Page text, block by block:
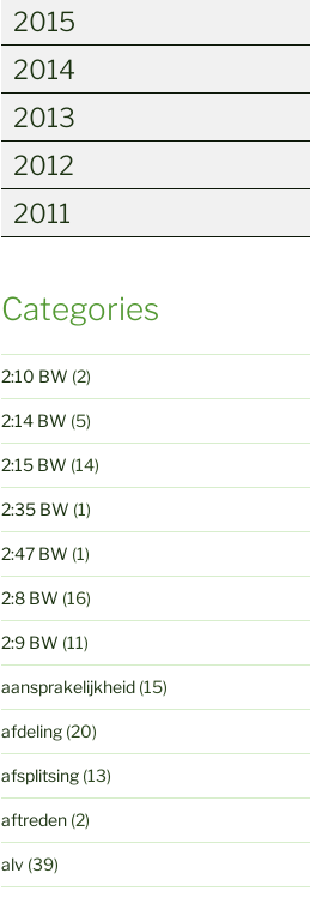
2015
2014
2013
2012
2011
Categories
2:10 BW (2)
2:14 BW (5)
2:15 BW (14)
2:35 BW (1)
2:47 BW (1)
2:8 BW (16)
2:9 BW (11)
aansprakelijkheid(15)
afdeling(20)
afsplitsing(13)
aftreden(2)
alv (39)